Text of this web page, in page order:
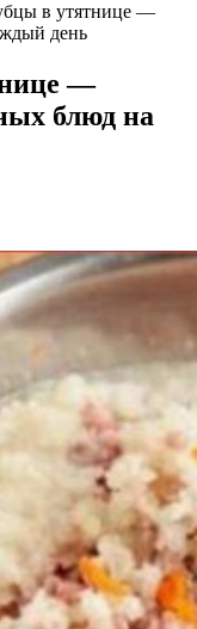
в утятнице —
день
—
блюд на